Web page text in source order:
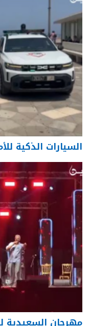
السيارات الذكية
مهرجان السعيدية